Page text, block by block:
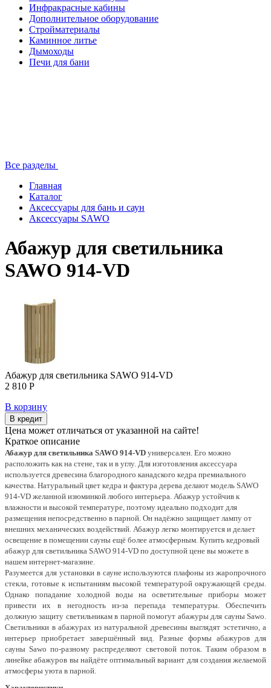
Инфракрасные кабины
Дополнительное оборудование
Стройматериалы
Каминное литье
Дымоходы
Печи для бани
Все разделы
Главная
Каталог
Аксессуары для бань и саун
Аксессуары SAWO
Абажур для светильника
SAWO 914-VD
Абажур для светильника SAWO 914-VD
2 810 Р
В корзину
В кредит
Цена может отличаться от указанной на сайте!
Краткое описание
Абажур для светильника SAWO 914-VD универсален. Его можно
расположить как на стене, так и в углу. Для изготовления аксессуара
используется древесина благородного канадского кедра премиального
качества. Натуральный цвет кедра и фактура дерева делают модель SAWO
914-VD желанной изюминкой любого интерьера. Абажур устойчив к
влажности и высокой температуре, поэтому идеально подходит для
размещения непосредственно в парной. Он надёжно защищает лампу от
внешних механических воздействий. Абажур легко монтируется и делает
освещение в помещении сауны ещё более атмосферным. Купить кедровый
абажур для светильника SAWO 914-VD по доступной цене вы можете в
нашем интернет-магазине.
Разумеется для установки в сауне используются плафоны из жаропрочного
стекла, готовые к испытаниям высокой температурой окружающей среды.
Однако попадание холодной воды на осветительные приборы может
привести их в негодность из-за перепада температуры. Обеспечить
должную защиту светильникам в парной помогут абажуры для сауны Sawo.
Светильники в абажурах из натуральной древесины выглядят эстетично, а
интерьер приобретает завершённый вид. Разные формы абажуров для
сауны Sawo по-разному распределяют световой поток. Таким образом в
линейке абажуров вы найдёте оптимальный вариант для создания желаемой
атмосферы уюта в парной.